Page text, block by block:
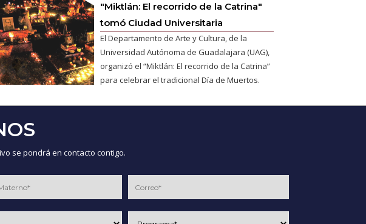
"Miktlán: El recorrido de la Catrina"
tomó Ciudad Universitaria
El Departamento de Arte y Cultura, de la
Universidad Autónoma de Guadalajara (UAG),
organizó el “Miktlán: El recorrido de la Catrina”
para celebrar el tradicional Día de Muertos.
se pondrá en contacto contigo.